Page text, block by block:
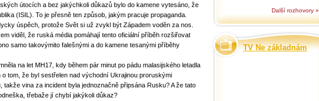
útocích a bez jakýchkoli důkazů bylo do kamene vytesáno, že
(ISIL). To je přesně ten způsob, jakým pracuje propaganda.
úspěch, protože Svět si už zvykl být Západem voděn za nos.
viděl, že ruská média pomáhají tento oficiální příběh rozšiřovat
samo takovýmito falešnými a do kamene tesanými příběhy
na let MH17, kdy během pár minut po pádu malasijského letadla
tom, že byl sestřelen nad východní Ukrajinou proruskými
takže vina za incident byla jednoznačně připsána Rusku? A že tato
třebaže jí chybí jakýkoli důkaz?
Další rozhovory »
TV Ne základnám